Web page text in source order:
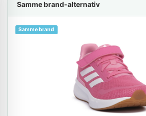
Samme brand-alternativ
Samme brand